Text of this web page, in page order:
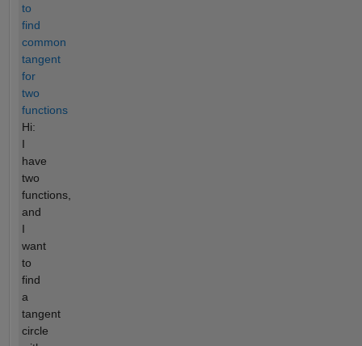
to
find
common
tangent
for
two
functions
Hi:
I
have
two
functions,
and
I
want
to
find
a
tangent
circle